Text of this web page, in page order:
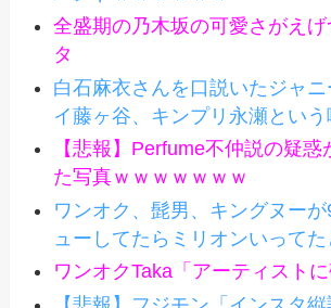
全盛期の乃木坂の可愛さがえげ
タ
白石麻衣さんを口説いたジャ
イ藤ヶ谷、キンプリ永瀬という
【悲報】Perfume不仲説の疑
た写真ｗｗｗｗｗｗｗ
ワンオク、髭男、キングヌー
ューしてたらミリオンいってた
ワンオクTaka「アーティストに